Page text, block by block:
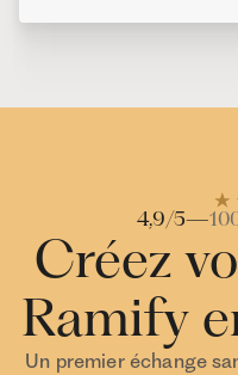
4,9/5—
Créez
Ramify
Un premier échange